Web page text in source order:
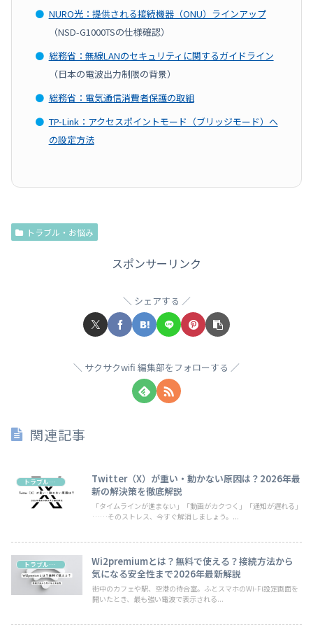
● NURO光：提供される接続機器（ONU）ラインアップ
（NSD-G1000TSの仕様確認）
● 総務省：無線LANのセキュリティに関するガイドライン
（日本の電波出力制限の背景）
● 総務省：電気通信消費者保護の取組
● TP-Link：アクセスポイントモード（ブリッジモード）へ
の設定方法
トラブル・お悩み
スポンサーリンク
シェアする
サクサクwifi 編集部をフォローする
関連記事
トラブル・お悩み
Twitter（X）が重い・動かない原因は？2026年最
新の解決策を徹底解説
「タイムラインが進まない」「動画がカクつく」「通知が遅れる」
……そのストレス、今すぐ解消しましょう。...
トラブル・お悩み
Wi2premiumとは？無料で使える？接続方法から
気になる安全性まで2026年最新解説
街中のカフェや駅、空港の待合室。ふとスマホのWi-Fi設定画面を
開いたとき、最も強い電波で表示される...